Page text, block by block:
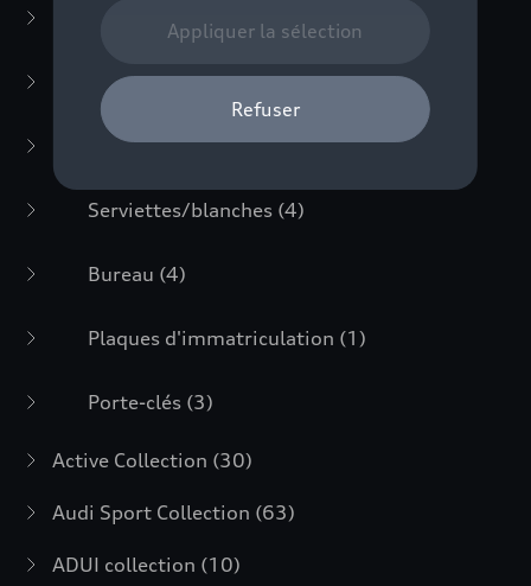
Écharpes
Lunettes de soleil(5)
Cuir(3)
Serviettes/blanches (4)
Bureau (4)
Plaques d'immatriculation (1)
Porte-clés (3)
Active Collection (30)
Audi Sport Collection (63)
ADUI collection (10)